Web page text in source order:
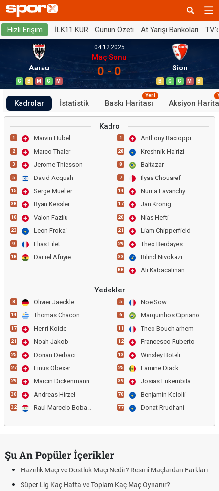
Hızlı Erişim İLK11 KUR Günün Özeti At Yarışı Bankoları
Aarau
G B M G M
04.12.2025
Maç Sonu
0 - 0 Sion
B G G M B
Kadrolar İstatistik Baskı Haritası
Yeni
Aksiyon
Kadro
1 Marvin Hubel
2 Marco Thaler
3 Jerome Thiesson
5 David Acquah
15 Serge Mueller
38 Ryan Kessler
10 Valon Fazliu
23 Leon Frokaj
9 Elias Filet
18 Daniel Afriyie
1 Anthony Racioppi
28 Kreshnik Hajrizi
8 Baltazar
7 Ilyas Chouaref
14 Numa Lavanchy
17 Jan Kronig
20 Nias Hefti
21 Liam Chipperfield
29 Theo Berdayes
33 Rilind Nivokazi
88 Ali Kabacalman
Yedekler
8 Olivier Jaeckle
14 Thomas Chacon
17 Henri Koide
21 Noah Jakob
25 Dorian Derbaci
27 Linus Obexer
29 Marcin Dickenmann
30 Andreas Hirzel
32 Raul Marcelo Bobadilla
5 Noe Sow
6 Marquinhos Cipriano
11 Theo Bouchlarhem
12 Francesco Ruberto
13 Winsley Boteli
25 Lamine Diack
39 Josias Lukembila
70 Benjamin Kololli
77 Donat Rrudhani
Şu An Popüler İçerikler
Hazırlık Maçı ve Dostluk Maçı Nedir? Resmî Maçlardan Farkları
Süper Lig Kaç Hafta ve Toplam Kaç Maç Oynanır?